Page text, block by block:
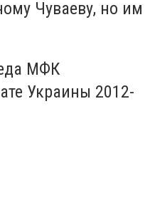
Чуваеву, но им
МФК
Украины 2012-